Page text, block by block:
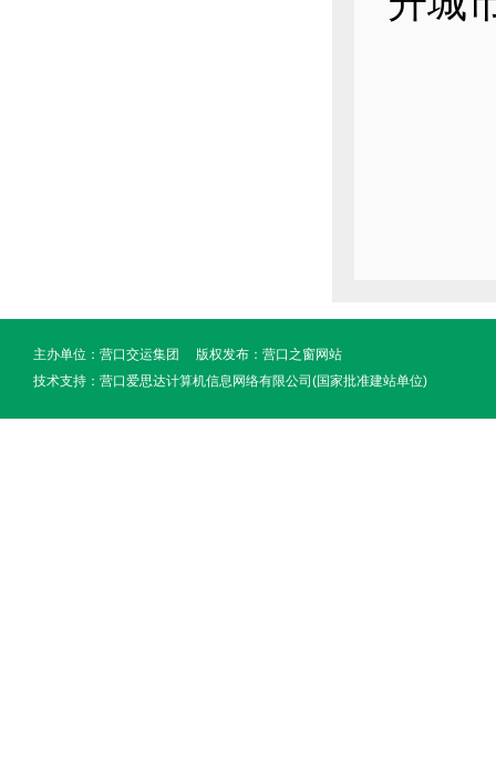
主办单位：营口交运集团 版权发布： 营口之窗网站
技术支持： 营口爱思达计算机信息网络有限公司(国家批准建站单位)